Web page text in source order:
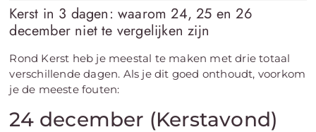
Kerst in 3 dagen: waarom 24, 25 en 26
december niet te vergelijken zijn
Rond Kerst heb je meestal te maken met drie totaal
verschillende dagen. Als je dit goed onthoudt, voorkom
je de meeste fouten:
24 december (Kerstavond)